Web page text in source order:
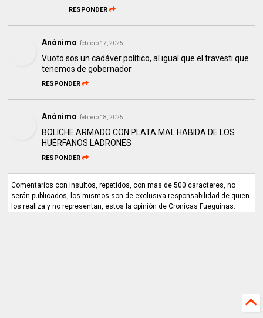
RESPONDER
Anónimo febrero 17, 2025
Vuoto sos un cadáver político, al igual que el travesti que
tenemos de gobernador
RESPONDER
Anónimo febrero 18, 2025
BOLICHE ARMADO CON PLATA MAL HABIDA DE LOS
HUÉRFANOS LADRONES
RESPONDER
Comentarios con insultos, repetidos, con mas de 500 caracteres, no
serán publicados, los mismos son de exclusiva responsabilidad de quien
los realiza y no representan, estos la opinión de Cronicas Fueguinas.